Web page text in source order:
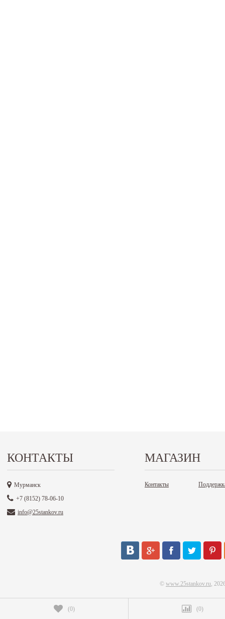
КОНТАКТЫ
Мурманск
+7 (8152) 78-06-10
info@25stankov.ru
МАГАЗИН
Контакты
© www.25stankov.ru,
(0) (0)